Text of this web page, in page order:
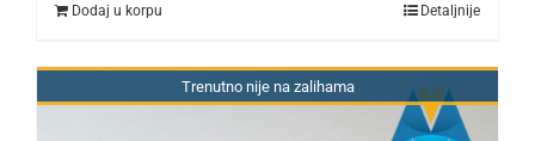
Dodaj u korpu Detaljnije
Trenutno nije na zalihama